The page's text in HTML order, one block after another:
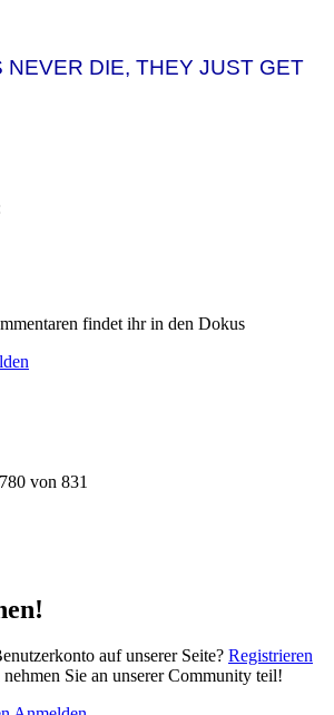
NEVER DIE, THEY JUST GET
findet ihr in den Dokus
von 831
auf unserer Seite? Registrieren
nehmen Sie an unserer Community teil!